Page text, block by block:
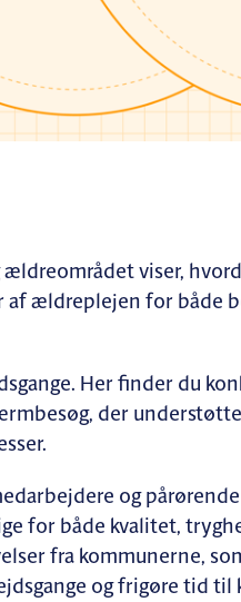
ældreområdet viser,
ældreplejen for både
Her finder du
der
og
for både kvalitet,
fra kommunerne,
og frigøre tid til